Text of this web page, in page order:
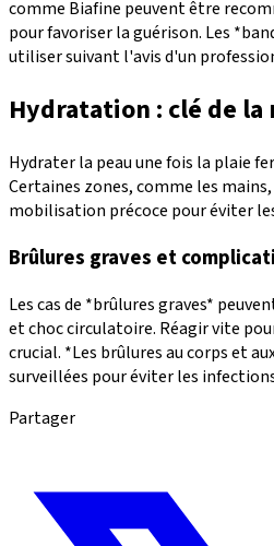
comme Biafine peuvent être
pour favoriser la guérison. Les
utiliser suivant l'avis d'un
Hydratation : clé de
Hydrater la peau une fois la plaie
Certaines zones, comme les
mobilisation précoce pour éviter
Brûlures graves et
Les cas de *brûlures graves*
et choc circulatoire. Réagir vite
crucial. *Les brûlures au corps et
surveillées pour éviter les
Partager